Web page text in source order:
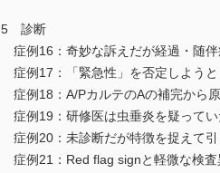
5 診断
症例16：奇妙な訴えだが経過・随
症例17：「緊急性」を否定しよう
症例18：A/PカルテのAの補完から
症例19：研修医は虫垂炎を疑って
症例20：未診断だが特徴を捉えて
症例21：Red flag signと軽微な検